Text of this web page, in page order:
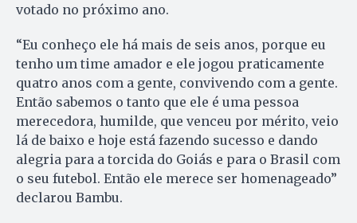
votado no próximo ano.
“Eu conheço ele há mais de seis anos, porque eu
tenho um time amador e ele jogou praticamente
quatro anos com a gente, convivendo com a gente.
Então sabemos o tanto que ele é uma pessoa
merecedora, humilde, que venceu por mérito, veio
lá de baixo e hoje está fazendo sucesso e dando
alegria para a torcida do Goiás e para o Brasil com
o seu futebol. Então ele merece ser homenageado”
declarou Bambu.